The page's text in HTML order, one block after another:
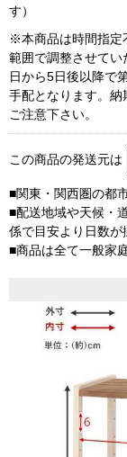
す）
※本商品は時間指
範囲で調整させて
日から5日後以降で
手配となります。
ご注意下さい。
この商品の発送元は
■関東・関西圏の都
■配送地域や天候・
係で目安より日数が
■商品は全て一般家